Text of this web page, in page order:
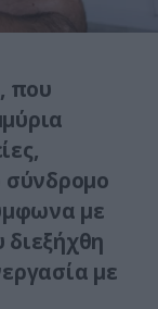
που
σύνδρομο
με
με